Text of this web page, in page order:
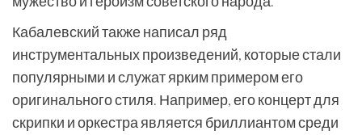
Кабалевский также написал ряд
инструментальных произведений, которые стали
популярными и служат ярким примером его
оригинального стиля. Например, его концерт для
скрипки и оркестра является бриллиантом среди